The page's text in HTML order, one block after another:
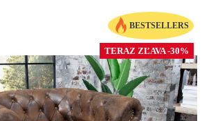
BESTSELLERS
TERAZ ZĽAVA -30%